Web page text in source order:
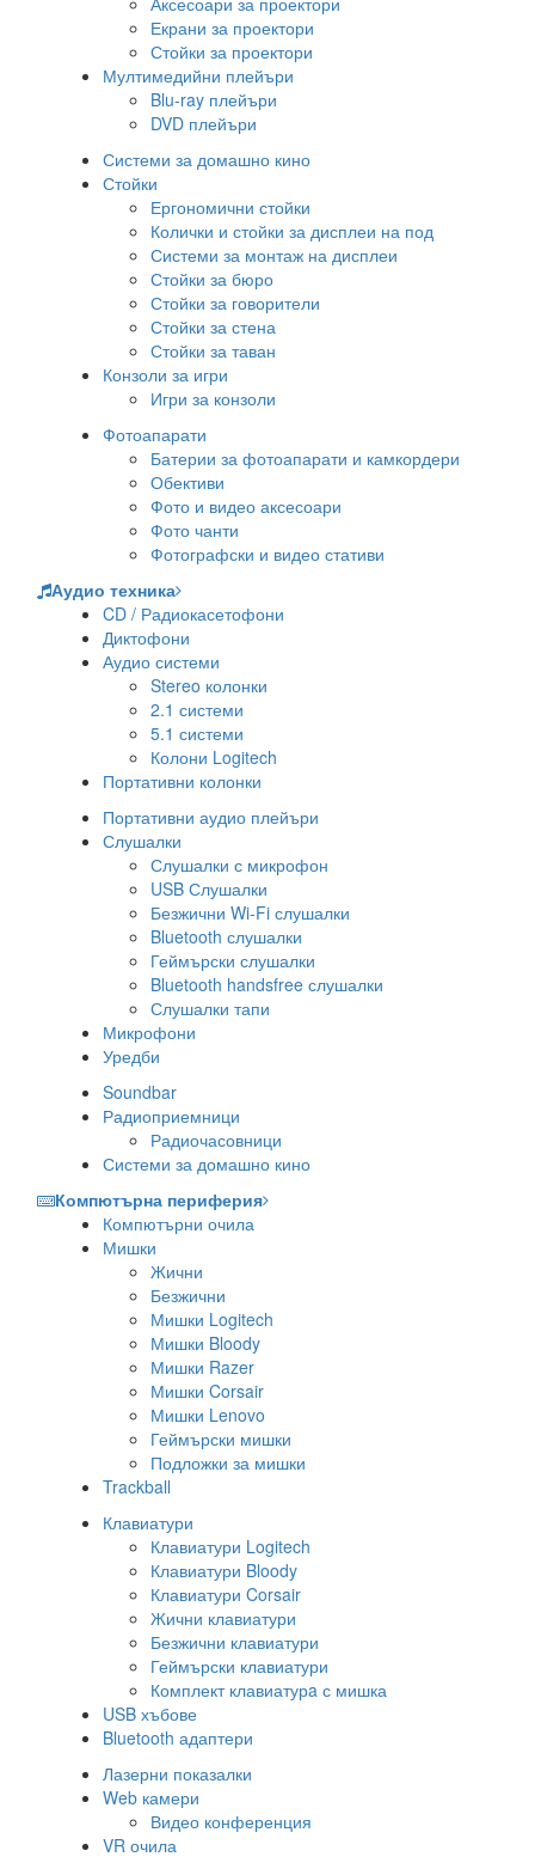
Екрани за проектори
Стойки за проектори
Мултимедийни плейъри
Blu-ray плейъри
DVD плейъри
Системи за домашно кино
Стойки
Ергономични стойки
Колички и стойки за дисплеи на под
Системи за монтаж на дисплеи
Стойки за бюро
Стойки за говорители
Стойки за стена
Стойки за таван
Конзоли за игри
Игри за конзоли
Фотоапарати
Батерии за фотоапарати и камкордери
Обективи
Фото и видео аксесоари
Фото чанти
Фотографски и видео стативи
Аудио техника
CD / Радиокасетофони
Диктофони
Аудио системи
Stereo колонки
2.1 системи
5.1 системи
Колони Logitech
Портативни колонки
Портативни аудио плейъри
Слушалки
Слушалки с микрофон
USB Слушалки
Безжични Wi-Fi слушалки
Bluetooth слушалки
Геймърски слушалки
Bluetooth handsfree слушалки
Слушалки тапи
Микрофони
Уредби
Soundbar
Радиоприемници
Радиочасовници
Системи за домашно кино
Компютърна периферия
Компютърни очила
Мишки
Жични
Безжични
Мишки Logitech
Мишки Bloody
Мишки Razer
Мишки Corsair
Мишки Lenovo
Геймърски мишки
Подложки за мишки
Trackball
Клавиатури
Клавиатури Logitech
Клавиатури Bloody
Клавиатури Corsair
Жични клавиатури
Безжични клавиатури
Геймърски клавиатури
Комплект клавиатурa с мишка
USB хъбове
Bluetooth адаптери
Лазерни показалки
Web камери
Видео конференция
VR очила